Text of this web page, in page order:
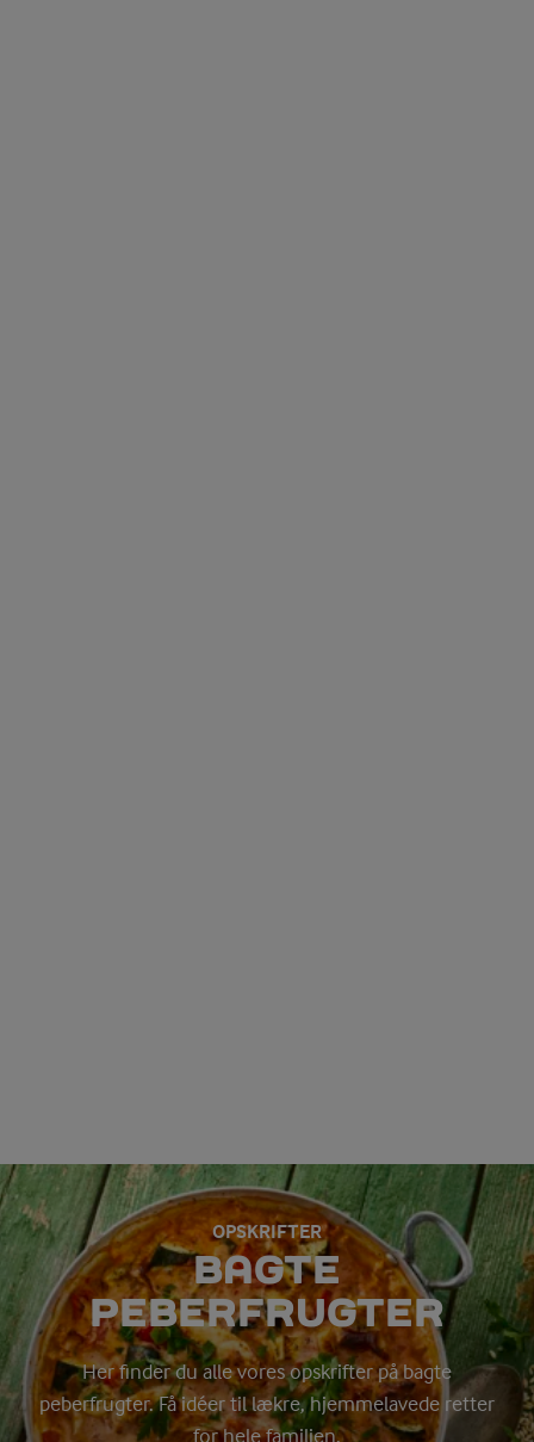
OPSKRIFTER
BAGTE
PEBERFRUGTER
Her finder du alle vores opskrifter på bagte
peberfrugter. Få idéer til lækre, hjemmelavede retter
for hele familien.